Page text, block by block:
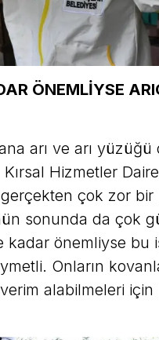
ÖNEMLİYSE
arı ve arı
Hizmetler
gerçekten çok zor
sonunda da çok
önemliyse bu
Onların
verim alabilmeleri